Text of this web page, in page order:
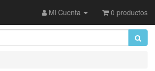
Mi Cuenta 0 productos